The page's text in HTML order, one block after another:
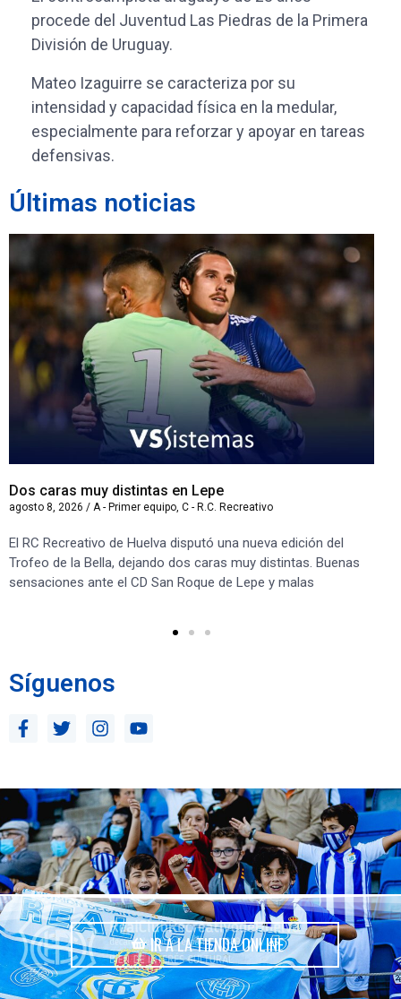
procede del Juventud Las Piedras de la Primera
División de Uruguay.
Mateo Izaguirre se caracteriza por su
intensidad y capacidad física en la medular,
especialmente para reforzar y apoyar en tareas
defensivas.
Últimas noticias
Dos caras muy distintas en Lepe
agosto 8, 2026 / A - Primer equipo C - R.C. Recreativo
El RC Recreativo de Huelva disputó una nueva edición del
Trofeo de la Bella, dejando dos caras muy distintas. Buenas
sensaciones ante el CD San Roque de Lepe y malas
Síguenos
IR A LA TIENDA ONLINE